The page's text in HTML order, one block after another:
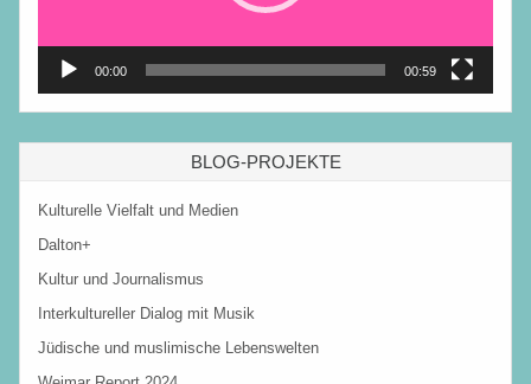
00:00 00:59
BLOG-PROJEKTE
Kulturelle Vielfalt und Medien
Dalton+
Kultur und Journalismus
Interkultureller Dialog mit Musik
Jüdische und muslimische Lebenswelten